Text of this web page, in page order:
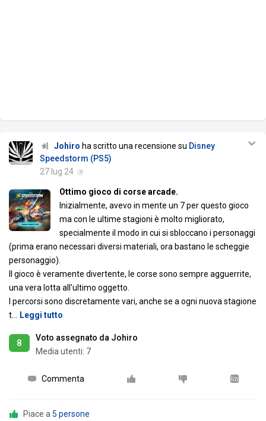
Johiro ha scritto una recensione su Disney
Speedstorm (PS5)
27 lug 24
Ottimo gioco di corse arcade.
Inizialmente, avevo in mente un 7 per questo gioco
ma con le ultime stagioni è molto migliorato,
specialmente il modo in cui si sbloccano i personaggi
(prima erano necessari diversi materiali, ora bastano le scheggie
personaggio).
Il gioco è veramente divertente, le corse sono sempre agguerrite,
una vera lotta all'ultimo oggetto.
I percorsi sono discretamente vari, anche se a ogni nuova stagione
t
Leggi tutto
8
Voto assegnato da Johiro
Media utenti: 7
Commenta
Piace a 5 persone